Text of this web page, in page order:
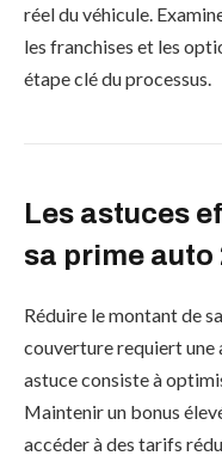
réel du véhicule.
les franchises et les
étape clé du processus.
Les astuces
sa prime auto
Réduire le montant de
couverture requiert une
astuce consiste à
Maintenir un bonus
accéder à des tarifs